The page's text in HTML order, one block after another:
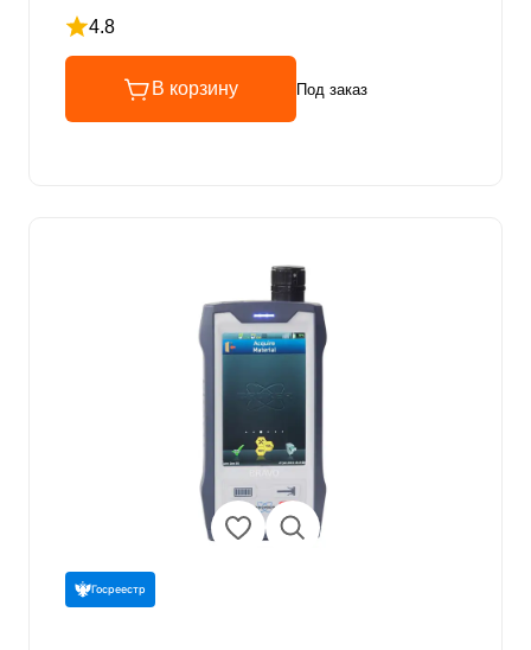
4.8
Рейтинг 4.8 из 5
В корзину Под заказ
Госреестр